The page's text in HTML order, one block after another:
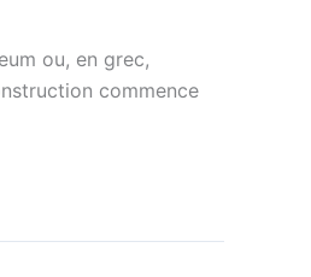
ou, en grec,
commence